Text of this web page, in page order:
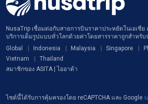
NusaTrip เชื่อมต่อกับสายการบินราคาประหยัดในเอเชีย
บริการเต็มรูปแบบทั่วโลกด้วยค่าโดยสารราคาถูกสำหรับ
Global
Indonesia Malaysia Singapore
Vietnam
Thailand
สมาชิกของ ASITA | ไออาต้า
ไซต์นี้ได้รับการคุ้มครองโดย reCAPTCHA และ Google